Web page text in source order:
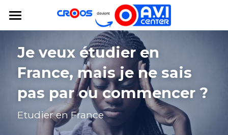
AVICENTER
Je veux étudier en
France, mais je ne sais
pas par ou commencer ?
Etudier en France
LES CATÉGORIES DE LA BOUTIQUE
Toutes les catégories